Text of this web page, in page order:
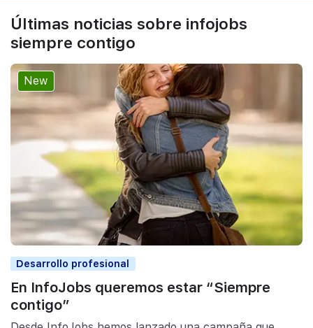
Últimas noticias sobre infojobs
siempre contigo
New
Desarrollo profesional
En InfoJobs queremos estar “Siempre
contigo”